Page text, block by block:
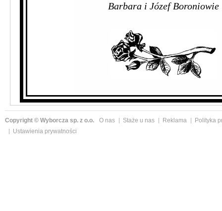
Barbara i Józef Boroniowie
Copyright © Wyborcza sp. z o.o. O nas Staże u nas Reklama
Polityka
Ustawienia prywatności